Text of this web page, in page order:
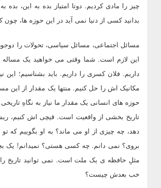
چیز را مادی کردیم. دوتا امتیاز بده به این،
بدانید کسی از دنیا نمی آید در این حوزه ها،
مسائل اجتماعی، مسائل سیاسی، تحولات را
این لازم است. شما وقتی می خواهید یک مساله
داریم. فلان کسری را داریم. باید بشناسیم؛
مکانیک اش را حل کنیم. منتها یک مقدار از این
حوزه های انسانی یک مقدار ما نیاز به نگاهِ
تاریخ بخشی از واقعیت است. قیچی اش
دهد، چه چیزی از او می ماند؟ به او بگوییم که
بروی؟ نمی دانم. چه کسی هستی؟ نمیدانم! یک بچه
مثلِ حافظه ی یک ملت است. نمی توانید تاریخ را
خب بعدش چیست؟